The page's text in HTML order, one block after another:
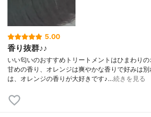
5.00
香り抜群♪♪
いい匂いのおすすめトリートメントはひまわり
甘めの香り、オレンジは爽やかな香りで好みは
は、オレンジの香りが大好きです♪…続きを見る